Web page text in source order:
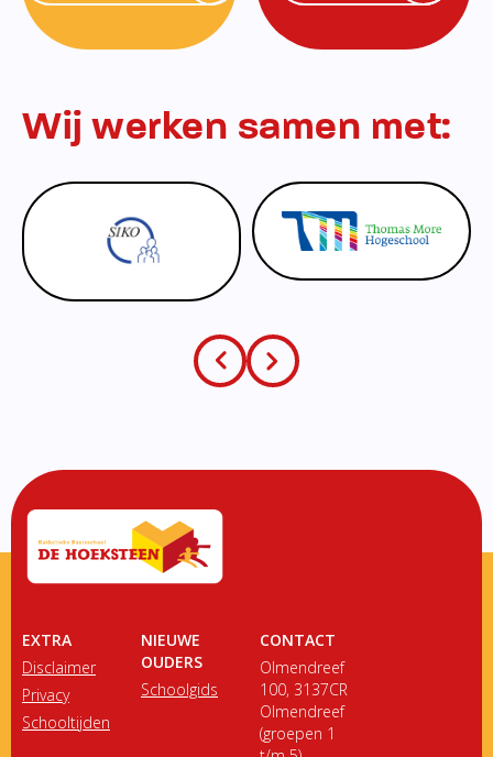
Wij werken samen met:
EXTRA
Disclaimer
Privacy
Schooltijden
NIEUWE
OUDERS
Schoolgids
CONTACT
Olmendreef
100, 3137CR
Olmendreef
(groepen 1